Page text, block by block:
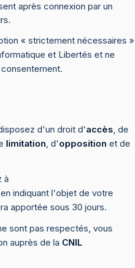
après connexion par un
« strictement nécessaires »
et Libertés et ne
d'un droit d'accès, de
limitation, d'opposition et de
à
en indiquant l'objet de votre
apportée sous 30 jours.
sont pas respectés, vous
auprès de la CNIL